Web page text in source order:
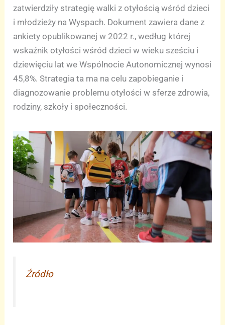
zatwierdziły strategię walki z otyłością wśród dzieci
i młodzieży na Wyspach. Dokument zawiera dane z
ankiety opublikowanej w 2022 r., według której
wskaźnik otyłości wśród dzieci w wieku sześciu i
dziewięciu lat we Wspólnocie Autonomicznej wynosi
45,8%. Strategia ta ma na celu zapobieganie i
diagnozowanie problemu otyłości w sferze zdrowia,
rodziny, szkoły i społeczności.
Źródło